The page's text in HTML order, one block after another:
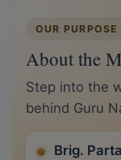
OUR PURPOSE
About the
Step into the
behind Guru
Brig.